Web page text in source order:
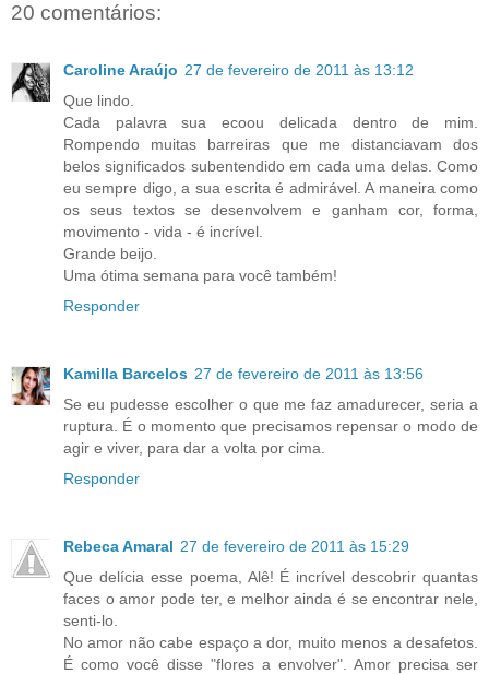
20 comentários:
Caroline Araújo 27 de fevereiro de 2011 às 13:12
Que lindo.
Cada palavra sua ecoou delicada dentro de mim.
Rompendo muitas barreiras que me distanciavam dos
belos significados subentendido em cada uma delas. Como
eu sempre digo, a sua escrita é admirável. A maneira como
os seus textos se desenvolvem e ganham cor, forma,
movimento - vida - é incrível.
Grande beijo.
Uma ótima semana para você também!
Responder
Kamilla Barcelos 27 de fevereiro de 2011 às 13:56
Se eu pudesse escolher o que me faz amadurecer, seria a
ruptura. É o momento que precisamos repensar o modo de
agir e viver, para dar a volta por cima.
Responder
Rebeca Amaral 27 de fevereiro de 2011 às 15:29
Que delícia esse poema, Alê! É incrível descobrir quantas
faces o amor pode ter, e melhor ainda é se encontrar nele,
senti-lo.
No amor não cabe espaço a dor, muito menos a desafetos.
É como você disse "flores a envolver". Amor precisa ser